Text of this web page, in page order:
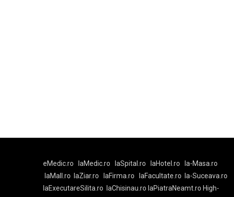
eMedic.ro laMedic.ro laSpital.ro laHotel.ro
la-Masa.ro
laMall.ro
laZiar.ro laFirma.ro laFacultate.ro
la-Suceava.ro
laExecutareSilita.ro
laChisinau.ro laPiatraNeamt.ro High-